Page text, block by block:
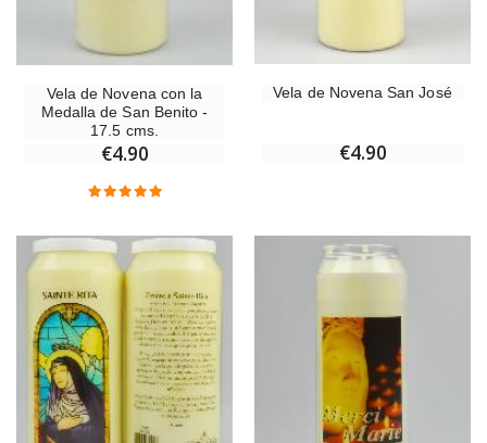
Vela de Novena con la
Medalla de San Benito -
17.5 cms.
€4.90
Vela de Novena San José
€4.90